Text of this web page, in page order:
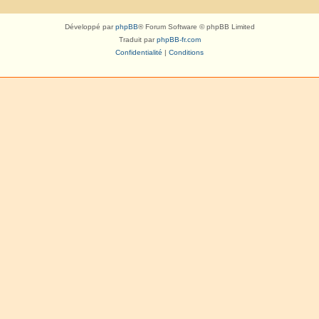
Développé parphpBB® Forum Software © phpBB Limited
Traduit parphpBB-fr.com
Confidentialité | Conditions